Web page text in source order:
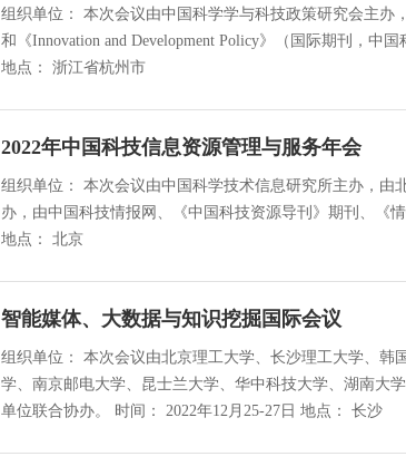
组织单位： 本次会议由中国科学学与科技政策研究会主办
和《Innovation and Development Policy》（国际期刊，中国科技期刊国际
地点： 浙江省杭州市
2022年中国科技信息资源管理与服务年会
组织单位： 本次会议由中国科学技术信息研究所主办，
办，由中国科技情报网、《中国科技资源导刊》期刊、《情报工程》
地点： 北京
智能媒体、大数据与知识挖掘国际会议
组织单位： 本次会议由北京理工大学、长沙理工大学、
学、南京邮电大学、昆士兰大学、华中科技大学、湖南大
单位联合协办。 时间： 2022年12月25-27日 地点： 长沙